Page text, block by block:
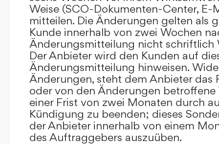
Weise (SCO-Dokumenten-Center, E-
mitteilen. Die Änderungen gelten als
Kunde innerhalb von zwei Wochen
Änderungsmitteilung nicht schriftlich
Der Anbieter wird den Kunden auf
Änderungsmitteilung hinweisen.
Änderungen, steht dem Anbieter das
oder von den Änderungen betroffene
einer Frist von zwei Monaten durch
Kündigung zu beenden; dieses
der Anbieter innerhalb von einem
des Auftraggebers auszuüben.